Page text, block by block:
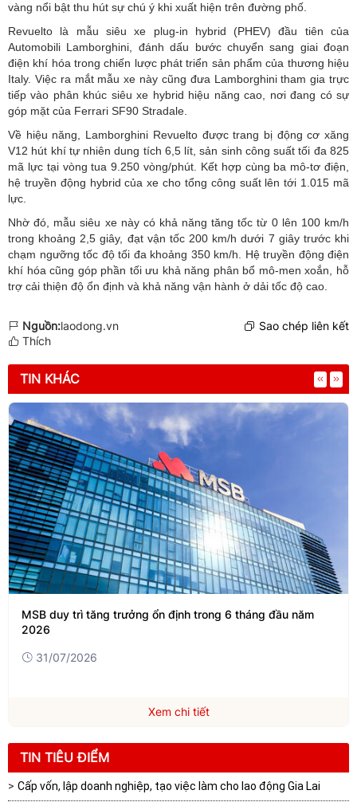
vàng nổi bật thu hút sự chú ý khi xuất hiện trên đường phố.
Revuelto là mẫu siêu xe plug-in hybrid (PHEV) đầu tiên của
Automobili Lamborghini, đánh dấu bước chuyển sang giai đoạn
điện khí hóa trong chiến lược phát triển sản phẩm của thương hiệu
Italy. Việc ra mắt mẫu xe này cũng đưa Lamborghini tham gia trực
tiếp vào phân khúc siêu xe hybrid hiệu năng cao, nơi đang có sự
góp mặt của Ferrari SF90 Stradale.
Về hiệu năng, Lamborghini Revuelto được trang bị động cơ xăng
V12 hút khí tự nhiên dung tích 6,5 lít, sản sinh công suất tối đa 825
mã lực tại vòng tua 9.250 vòng/phút. Kết hợp cùng ba mô-tơ điện,
hệ truyền động hybrid của xe cho tổng công suất lên tới 1.015 mã
lực.
Nhờ đó, mẫu siêu xe này có khả năng tăng tốc từ 0 lên 100 km/h
trong khoảng 2,5 giây, đạt vận tốc 200 km/h dưới 7 giây trước khi
chạm ngưỡng tốc độ tối đa khoảng 350 km/h. Hệ truyền động điện
khí hóa cũng góp phần tối ưu khả năng phân bổ mô-men xoắn, hỗ
trợ cải thiện độ ổn định và khả năng vận hành ở dải tốc độ cao.
Nguồn:laodong.vn
Sao chép liên kết
Thích
TIN KHÁC
MSB duy trì tăng trưởng ổn định trong 6 tháng đầu năm
2026
31/07/2026
Xem chi tiết
TIN TIÊU ĐIỂM
Cấp vốn, lập doanh nghiệp, tạo việc làm cho lao động Gia Lai